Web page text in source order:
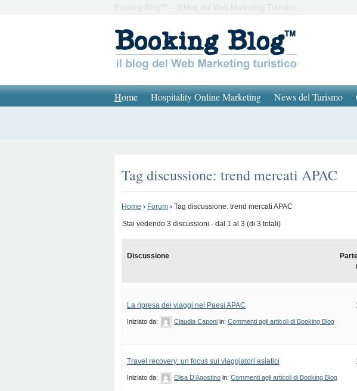
Booking Blog™ – Il blog del Web Marketing Turistico
Home Hospitality Online Marketing News del Turismo
Tag discussione: trend mercati APAC
Home › Forum › Tag discussione: trend mercati APAC
Stai vedendo 3 discussioni - dal 1 al 3 (di 3 totali)
Discussione
La ripresa dei viaggi nei Paesi APAC
Iniziato da: Claudia Caponi in: Commenti agli articoli di Booking Blog
Travel recovery: un focus sui viaggiatori asiatici
Iniziato da: Elisa D’Agostino in: Commenti agli articoli di Booking Blog